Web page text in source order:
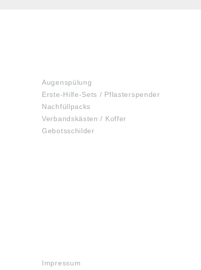
Augenspülung
Erste-Hilfe-Sets / Pflasterspender
Nachfüllpacks
Verbandskästen / Koffer
Gebotsschilder
Impressum